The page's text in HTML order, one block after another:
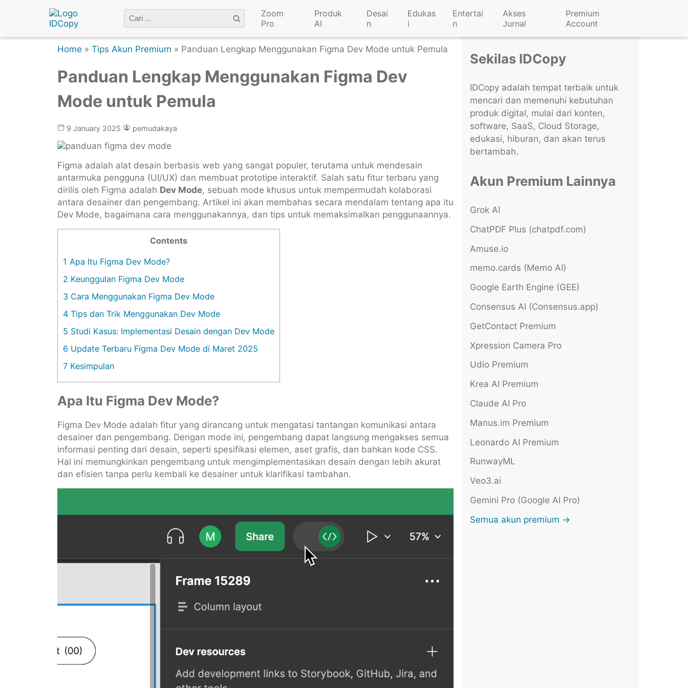
Zoom
Pro
Produk
AI
Desai
n
Edukas
i
Entertai
n
Akses
Jurnal
Premium
Account
Home » Tips Akun Premium » Panduan Lengkap Menggunakan Figma Dev Mode untuk Pemula
Panduan Lengkap Menggunakan Figma Dev
Mode untuk Pemula
9 January 2025 pemudakaya
Figma adalah alat desain berbasis web yang sangat populer, terutama untuk mendesain
antarmuka pengguna (UI/UX) dan membuat prototipe interaktif. Salah satu fitur terbaru yang
dirilis oleh Figma adalah Dev Mode, sebuah mode khusus untuk mempermudah kolaborasi
antara desainer dan pengembang. Artikel ini akan membahas secara mendalam tentang apa itu
Dev Mode, bagaimana cara menggunakannya, dan tips untuk memaksimalkan penggunaannya.
Contents
1 Apa Itu Figma Dev Mode?
2 Keunggulan Figma Dev Mode
3 Cara Menggunakan Figma Dev Mode
4 Tips dan Trik Menggunakan Dev Mode
5 Studi Kasus: Implementasi Desain dengan Dev Mode
6 Update Terbaru Figma Dev Mode di Maret 2025
7 Kesimpulan
Apa Itu Figma Dev Mode?
Figma Dev Mode adalah fitur yang dirancang untuk mengatasi tantangan komunikasi antara
desainer dan pengembang. Dengan mode ini, pengembang dapat langsung mengakses semua
informasi penting dari desain, seperti spesifikasi elemen, aset grafis, dan bahkan kode CSS.
Hal ini memungkinkan pengembang untuk mengimplementasikan desain dengan lebih akurat
dan efisien tanpa perlu kembali ke desainer untuk klarifikasi tambahan.
Sekilas IDCopy
IDCopy adalah tempat terbaik untuk
mencari dan memenuhi kebutuhan
produk digital, mulai dari konten,
software, SaaS, Cloud Storage,
edukasi, hiburan, dan akan terus
bertambah.
Akun Premium Lainnya
Grok AI
ChatPDF Plus (chatpdf.com)
Amuse.io
memo.cards (Memo AI)
Google Earth Engine (GEE)
Consensus AI (Consensus.app)
GetContact Premium
Xpression Camera Pro
Udio Premium
Krea AI Premium
Claude AI Pro
Manus.im Premium
Leonardo AI Premium
RunwayML
Veo3.ai
Gemini Pro (Google AI Pro)
Semua akun premium →